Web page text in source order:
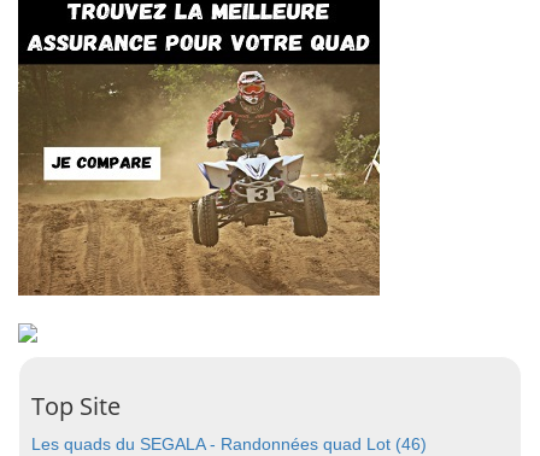
Top Site
Les quads du SEGALA - Randonnées quad Lot (46)